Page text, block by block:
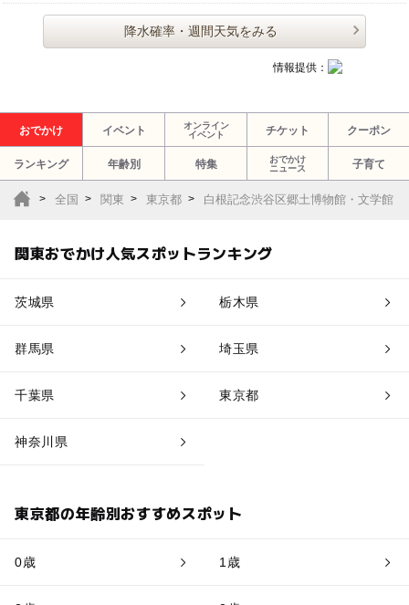
降水確率・週間天気をみる
情報提供：
おでかけ イベント
オンライン
イベント
チケット クーポン
ランキング 年齢別 特集
おでかけ
ニュース
子育て
全国 関東 東京都 白根記念渋谷区郷土博物館・文学館
関東おでかけ人気スポットランキング
茨城県 栃木県
群馬県 埼玉県
千葉県 東京都
神奈川県
東京都の年齢別おすすめスポット
0歳 1歳